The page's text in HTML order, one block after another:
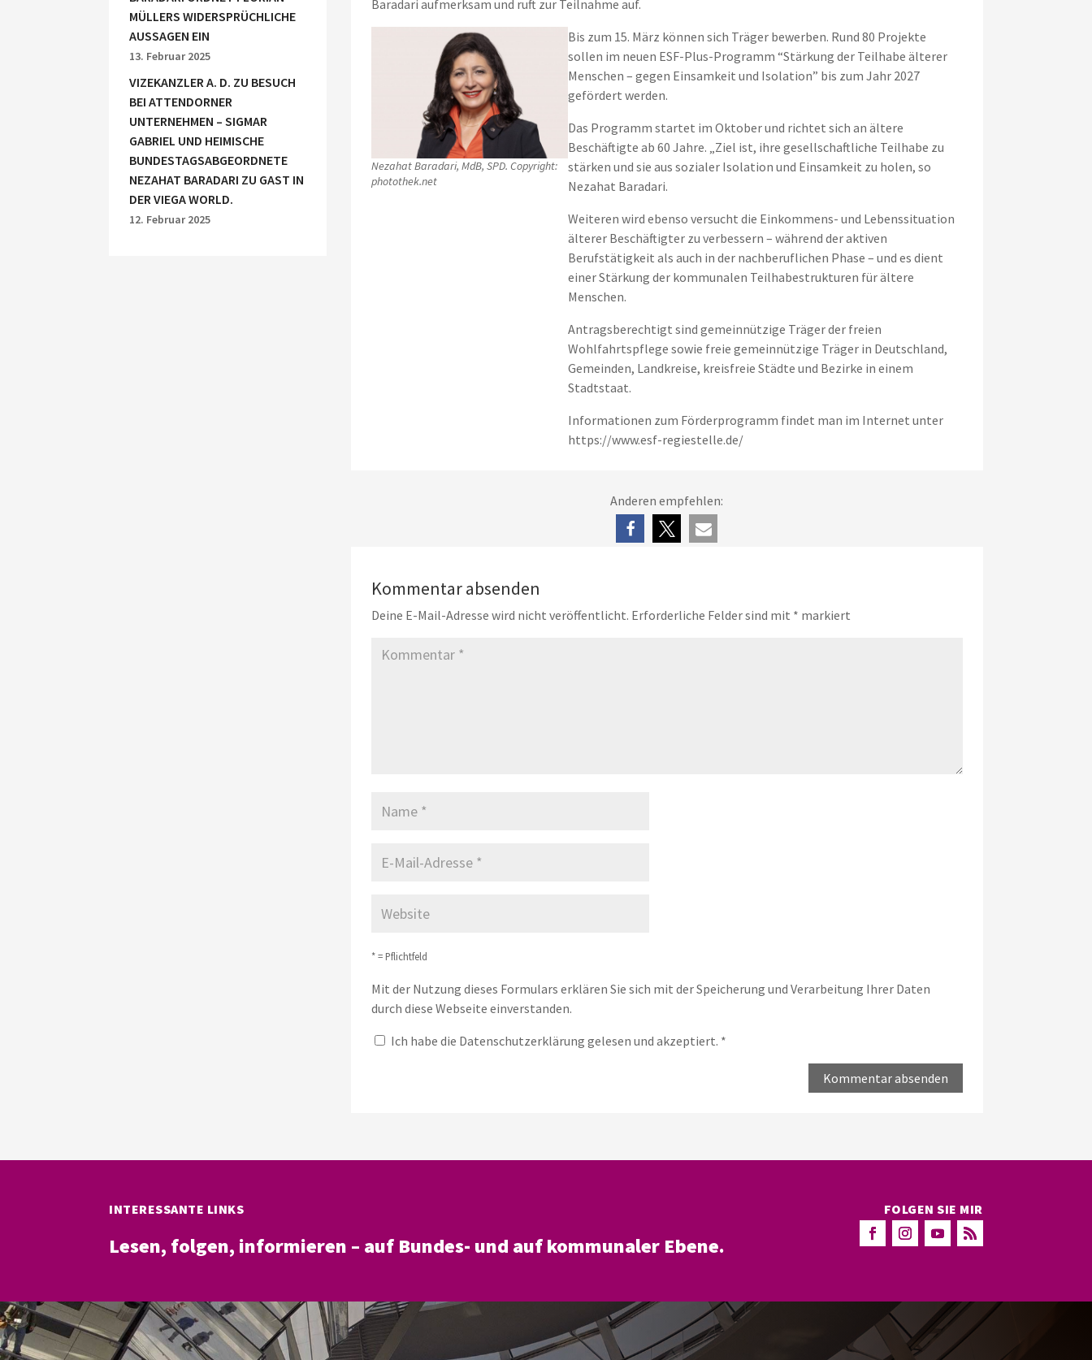
Baradari aufmerksam und ruft zur Teilnahme auf.
Nezahat Baradari, MdB, SPD. Copyright:
photothek.net
Bis zum 15. März können sich Träger bewerben. Rund 80 Projekte
sollen im neuen ESF-Plus-Programm “Stärkung der Teilhabe älterer
Menschen – gegen Einsamkeit und Isolation” bis zum Jahr 2027
gefördert werden.
Das Programm startet im Oktober und richtet sich an ältere
Beschäftigte ab 60 Jahre. „Ziel ist, ihre gesellschaftliche Teilhabe zu
stärken und sie aus sozialer Isolation und Einsamkeit zu holen, so
Nezahat Baradari.
Weiteren wird ebenso versucht die Einkommens- und Lebenssituation
älterer Beschäftigter zu verbessern – während der aktiven
Berufstätigkeit als auch in der nachberuflichen Phase – und es dient
einer Stärkung der kommunalen Teilhabestrukturen für ältere
Menschen.
Antragsberechtigt sind gemeinnützige Träger der freien
Wohlfahrtspflege sowie freie gemeinnützige Träger in Deutschland,
Gemeinden, Landkreise, kreisfreie Städte und Bezirke in einem
Stadtstaat.
Informationen zum Förderprogramm findet man im Internet unter
https://www.esf-regiestelle.de/
Anderen empfehlen:
Kommentar absenden
Deine E-Mail-Adresse wird nicht veröffentlicht. Erforderliche Felder sind mit * markiert
* = Pflichtfeld
Mit der Nutzung dieses Formulars erklären Sie sich mit der Speicherung und Verarbeitung Ihrer Daten
durch diese Webseite einverstanden.
Ich habe die Datenschutzerklärung gelesen und akzeptiert. *
MÜLLERS WIDERSPRÜCHLICHE
AUSSAGEN EIN
13. Februar 2025
VIZEKANZLER A. D. ZU BESUCH
BEI ATTENDORNER
UNTERNEHMEN – SIGMAR
GABRIEL UND HEIMISCHE
BUNDESTAGSABGEORDNETE
NEZAHAT BARADARI ZU GAST IN
DER VIEGA WORLD.
12. Februar 2025
INTERESSANTE LINKS
Lesen, folgen, informieren – auf Bundes- und auf kommunaler Ebene.
FOLGEN SIE MIR